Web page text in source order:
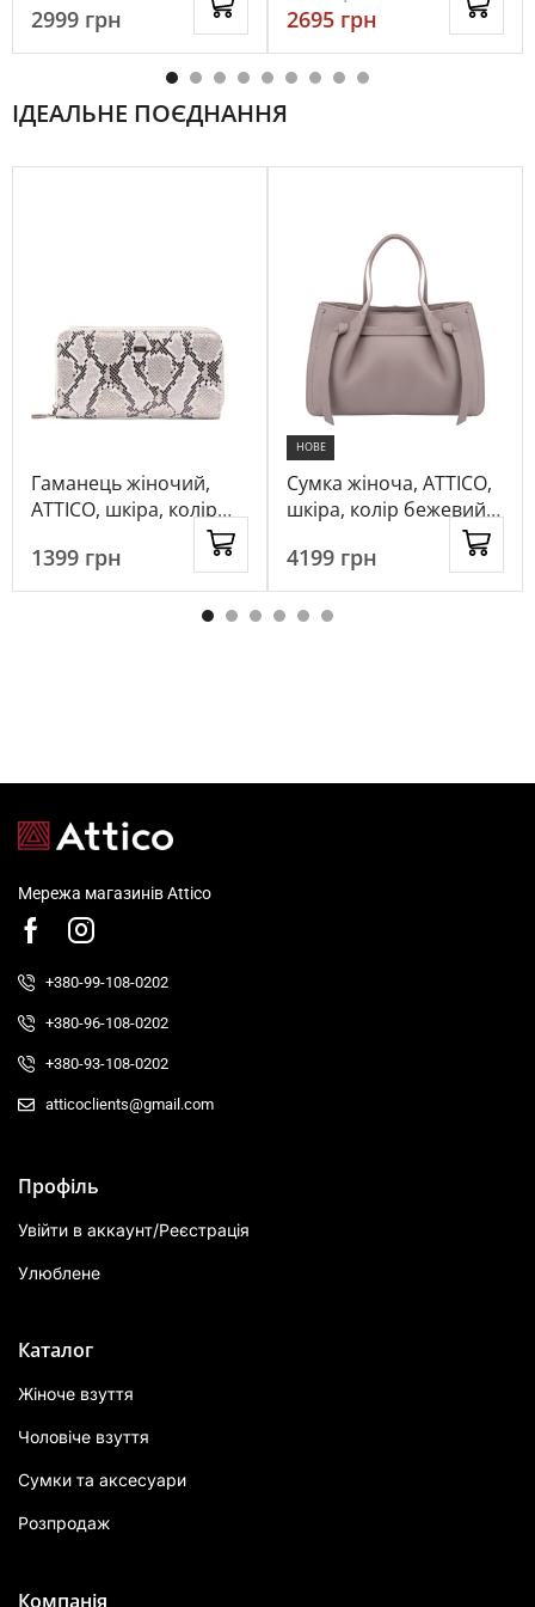
2999 грн 2695 грн
ІДЕАЛЬНЕ ПОЄДНАННЯ
Гаманець жіночий,
ATTICO, шкіра, колір
1399 грн
НОВЕ
Сумка жіноча, ATTICO,
шкіра, колір бежевий,
4199 грн
Мережа магазинів Attico
+380-99-108-0202
+380-96-108-0202
+380-93-108-0202
atticoclients@gmail.com
Профіль
Увійти в аккаунт/Реєстрація
Улюблене
Каталог
Жіноче взуття
Чоловіче взуття
Сумки та аксесуари
Розпродаж
Компанія